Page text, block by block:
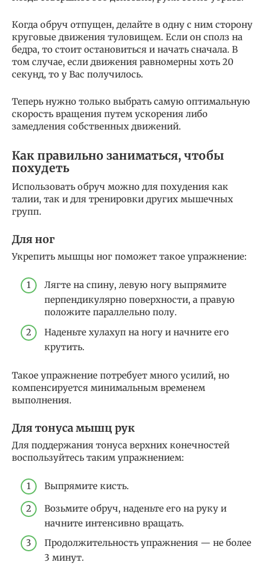
Когда обруч отпущен, делайте в одну с ним сторону
круговые движения туловищем. Если он сполз на
бедра, то стоит остановиться и начать сначала. В
том случае, если движения равномерны хоть 20
секунд, то у Вас получилось.
Теперь нужно только выбрать самую оптимальную
скорость вращения путем ускорения либо
замедления собственных движений.
Как правильно заниматься, чтобы
похудеть
Использовать обруч можно для похудения как
талии, так и для тренировки других мышечных
групп.
Для ног
Укрепить мышцы ног поможет такое упражнение:
Лягте на спину, левую ногу выпрямите
перпендикулярно поверхности, а правую
положите параллельно полу.
Наденьте хулахуп на ногу и начните его
крутить.
Такое упражнение потребует много усилий, но
компенсируется минимальным временем
выполнения.
Для тонуса мышц рук
Для поддержания тонуса верхних конечностей
воспользуйтесь таким упражнением:
Выпрямите кисть.
Возьмите обруч, наденьте его на руку и
начните интенсивно вращать.
Продолжительность упражнения — не более
3 минут.